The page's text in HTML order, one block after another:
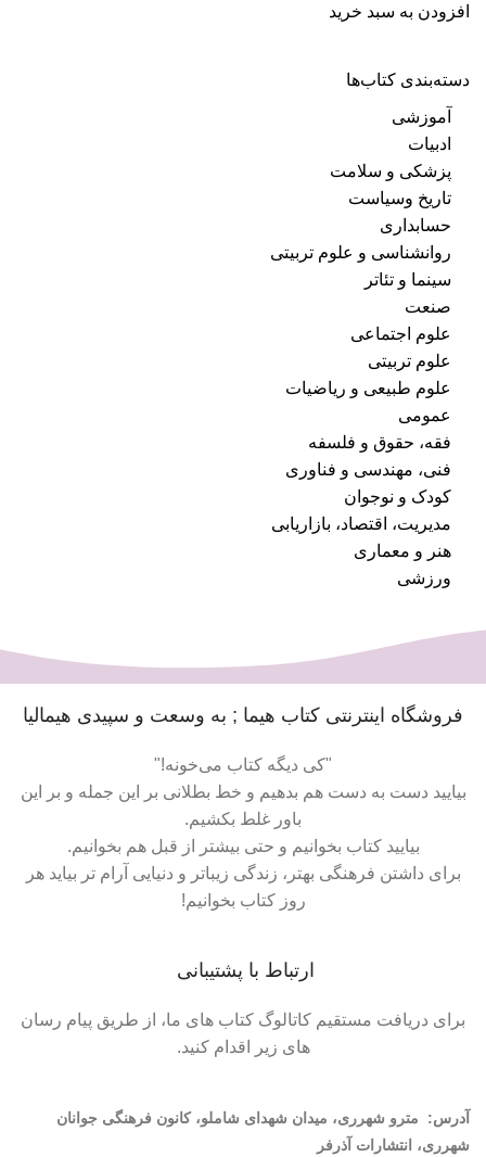
دسته‌بندی کتاب‌ها
آموزشی
ادبیات
پزشکی و سلامت
تاریخ وسیاست
حسابداری
روانشناسی و علوم تربیتی
سینما و تئاتر
صنعت
علوم اجتماعی
علوم تربیتی
علوم طبیعی و ریاضیات
عمومی
فقه، حقوق و فلسفه
فنی، مهندسی و فناوری
کودک و نوجوان
مدیریت، اقتصاد، بازاریابی
هنر و معماری
ورزشی
افزودن به سبد خرید
فروشگاه اینترنتی کتاب هیما ; به وسعت و سپیدی هیمالیا
"کی دیگه کتاب می‌خونه!"
بیایید دست به دست هم بدهیم و خط بطلانی بر این جمله و بر این
باور غلط بکشیم.
بیایید کتاب بخوانیم و حتی بیشتر از قبل هم بخوانیم.
برای داشتن فرهنگی بهتر، زندگی زیباتر و دنیایی آرام تر بیاید هر
روز کتاب بخوانیم!
ارتباط با پشتیبانی
برای دریافت مستقیم کاتالوگ کتاب های ما، از طریق پیام رسان
های زیر اقدام کنید.
آدرس: مترو شهرری، میدان شهدای شاملو، کانون فرهنگی جوانان
شهرری، انتشارات آذرفر